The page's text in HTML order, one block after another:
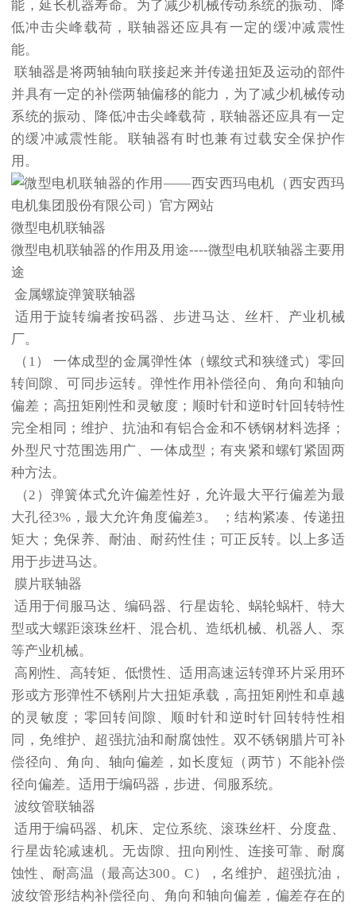
能，延长机器寿命。为了减少机械传动系统的振动、降
低冲击尖峰载荷，联轴器还应具有一定的缓冲减震性
能。
联轴器是将两轴轴向联接起来并传递扭矩及运动的部件
并具有一定的补偿两轴偏移的能力，为了减少机械传动
系统的振动、降低冲击尖峰载荷，联轴器还应具有一定
的缓冲减震性能。联轴器有时也兼有过载安全保护作
用。
微型电机联轴器
微型电机联轴器的作用及用途----微型电机联轴器主要用
途
金属螺旋弹簧联轴器
适用于旋转编者按码器、步进马达、丝杆、产业机械
厂。
（1） 一体成型的金属弹性体（螺纹式和狭缝式）零回
转间隙、可同步运转。弹性作用补偿径向、角向和轴向
偏差；高扭矩刚性和灵敏度；顺时针和逆时针回转特性
完全相同；维护、抗油和有铝合金和不锈钢材料选择；
外型尺寸范围选用广、一体成型；有夹紧和螺钉紧固两
种方法。
（2）弹簧体式允许偏差性好，允许最大平行偏差为最
大孔径3%，最大允许角度偏差3。 ；结构紧凑、传递扭
矩大；免保养、耐油、耐药性佳；可正反转。以上多适
用于步进马达。
膜片联轴器
适用于伺服马达、编码器、行星齿轮、蜗轮蜗杆、特大
型或大螺距滚珠丝杆、混合机、造纸机械、机器人、泵
等产业机械。
高刚性、高转矩、低惯性、适用高速运转弹环片采用环
形或方形弹性不锈刚片大扭矩承载，高扭矩刚性和卓越
的灵敏度；零回转间隙、顺时针和逆时针回转特性相
同，免维护、超强抗油和耐腐蚀性。双不锈钢腊片可补
偿径向、角向、轴向偏差，如长度短（两节）不能补偿
径向偏差。适用于编码器，步进、伺服系统。
波纹管联轴器
适用于编码器、机床、定位系统、滚珠丝杆、分度盘、
行星齿轮减速机。无齿隙、扭向刚性、连接可靠、耐腐
蚀性、耐高温（最高达300。C），名维护、超强抗油，
波纹管形结构补偿径向、角向和轴向偏差，偏差存在的